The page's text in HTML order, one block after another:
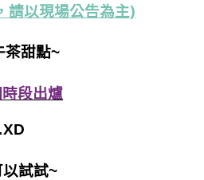
請以現場公告為主)
茶甜點~
段出爐
試試~